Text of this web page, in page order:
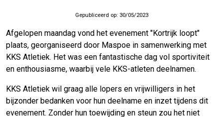
Gepubliceerd op: 30/05/2023
Afgelopen maandag vond het evenement "Kortrijk loopt"
plaats, georganiseerd door Maspoe in samenwerking met
KKS Atletiek. Het was een fantastische dag vol sportiviteit
en enthousiasme, waarbij vele KKS-atleten deelnamen.
KKS Atletiek wil graag alle lopers en vrijwilligers in het
bijzonder bedanken voor hun deelname en inzet tijdens dit
evenement. Zonder hun toewijding en steun zou het niet